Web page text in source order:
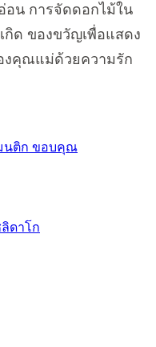
อน การจัดดอกไม้ใน
กิด ของขวัญเพื่อแสดง
งคุณแม่ด้วยความรัก
นติก ขอบคุณ
ดาโก